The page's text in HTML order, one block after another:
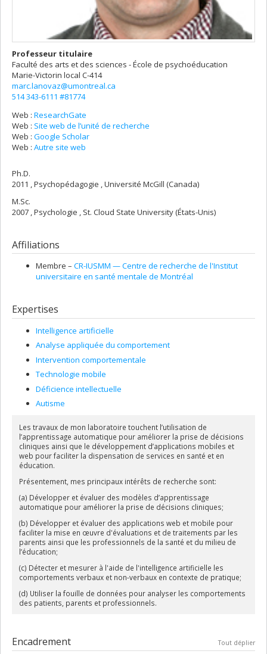
Professeur titulaire
Faculté des arts et des sciences - École de psychoéducation
Marie-Victorin local C-414
marc.lanovaz@umontreal.ca
514 343-6111 #81774
Web : ResearchGate
Web : Site web de l’unité de recherche
Web : Google Scholar
Web : Autre site web
Ph.D.
2011 , Psychopédagogie , Université McGill (Canada)
M.Sc.
2007 , Psychologie , St. Cloud State University (États-Unis)
Affiliations
Membre – CR-IUSMM — Centre de recherche de l'Institut
universitaire en santé mentale de Montréal
Expertises
Intelligence artificielle
Analyse appliquée du comportement
Intervention comportementale
Technologie mobile
Déficience intellectuelle
Autisme
Les travaux de mon laboratoire touchent l’utilisation de
l’apprentissage automatique pour améliorer la prise de décisions
cliniques ainsi que le développement d’applications mobiles et
web pour faciliter la dispensation de services en santé et en
éducation.
Présentement, mes principaux intérêts de recherche sont:
(a) Développer et évaluer des modèles d’apprentissage
automatique pour améliorer la prise de décisions cliniques;
(b) Développer et évaluer des applications web et mobile pour
faciliter la mise en œuvre d'évaluations et de traitements par les
parents ainsi que les professionnels de la santé et du milieu de
l’éducation;
(c) Détecter et mesurer à l'aide de l'intelligence artificielle les
comportements verbaux et non-verbaux en contexte de pratique;
(d) Utiliser la fouille de données pour analyser les comportements
des patients, parents et professionnels.
Encadrement Tout déplier